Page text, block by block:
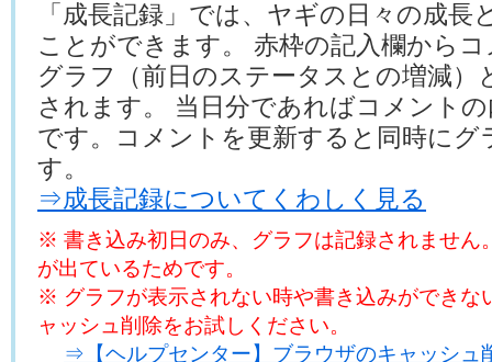
「成長記録」では、ヤギの日々の成長
ことができます。 赤枠の記入欄から
グラフ（前日のステータスとの増減）
されます。 当日分であればコメント
です。コメントを更新すると同時にグ
す。
⇒成長記録についてくわしく見る
※ 書き込み初日のみ、グラフは記録されません
が出ているためです。
※ グラフが表示されない時や書き込みができな
ャッシュ削除をお試しください。
⇒【ヘルプセンター】ブラウザのキャッシュ